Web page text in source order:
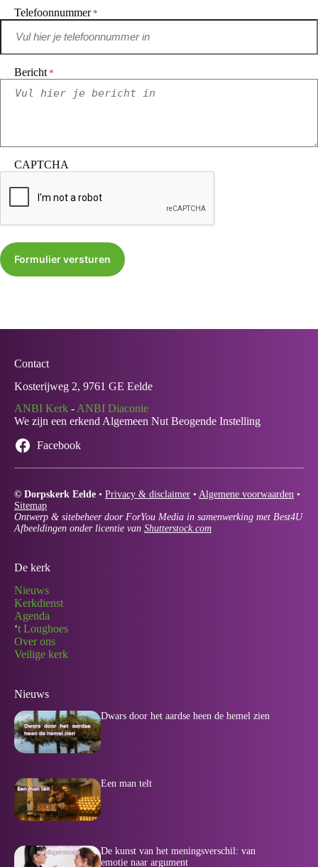
Telefoonnummer *
Bericht *
CAPTCHA
Contact
Kosterijweg 2, 9761 GE Eelde
ANBI Kerk - ANBI Diaconie
We zijn een erkend Algemeen Nut Beogende Instelling
Facebook
© Dorpskerk Eelde • Privacy & disclaimer • Algemene voorwaarden •
Sitemap
Ontwerp & sitebeheer door ForYou Media in samenwerking met Best4U
Afbeeldingen onder licentie van Shutterstock.com
De kerk
Nieuws
Kerkdienst
Agenda
‘t Loughoes
Over ons
Veilige kerk
Nieuws
Dwars door het aardse heen de hemel zien
Een man telt
De kunst van het meningsverschil: van
emotie naar argument